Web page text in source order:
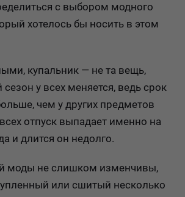
с выбором модного
хотелось бы носить в этом
купальник — не та вещь,
у всех меняется, ведь срок
чем у других предметов
отпуск выпадает именно на
и длится он недолго.
моды не слишком изменчивы,
или сшитый несколько